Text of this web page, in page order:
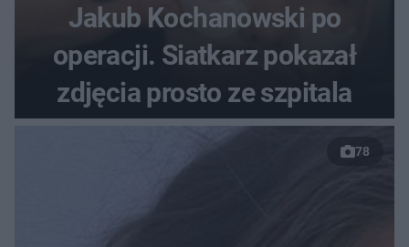
Jakub Kochanowski po
operacji. Siatkarz pokazał
zdjęcia prosto ze szpitala
78